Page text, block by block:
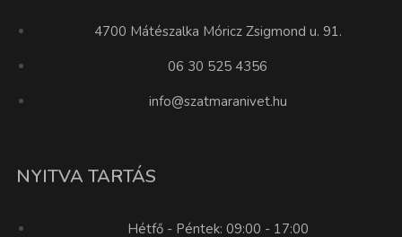
4700 Mátészalka Móricz Zsigmond u. 91.
06 30 525 4356
info@szatmaranivet.hu
NYITVA TARTÁS
Hétfő - Péntek: 09:00 - 17:00